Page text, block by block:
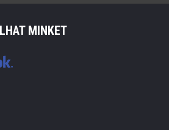
MINKET